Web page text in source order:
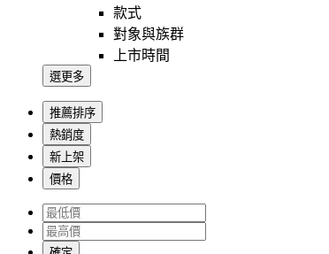
款式
對象與族群
上市時間
選更多
推薦排序
熱銷度
新上架
價格